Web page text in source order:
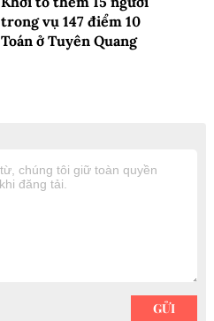
trong vụ 147 điểm 10
Toán ở Tuyên Quang